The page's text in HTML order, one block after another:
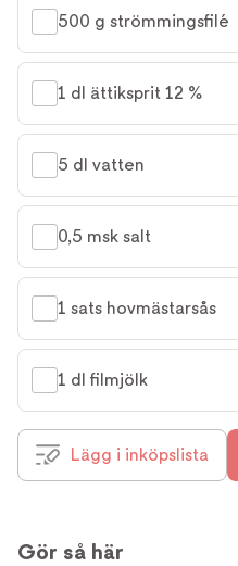
500 g strömmingsfilé
1 dl ättiksprit 12 %
5 dl vatten
0,5 msk salt
1 sats hovmästarsås
1 dl filmjölk
Lägg i inköpslista
Gör så här